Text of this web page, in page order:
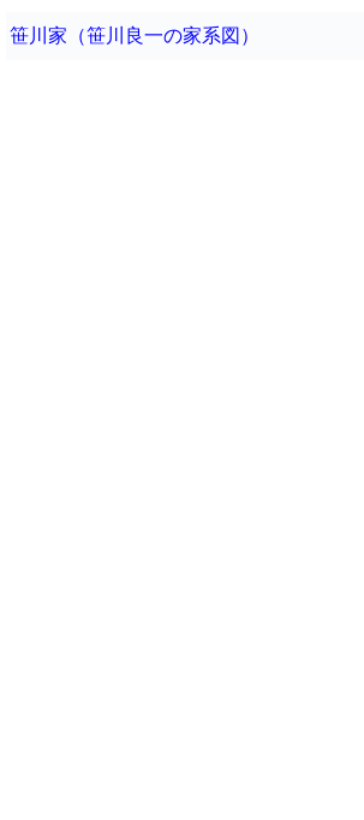
笹川家（笹川良一の家系図）